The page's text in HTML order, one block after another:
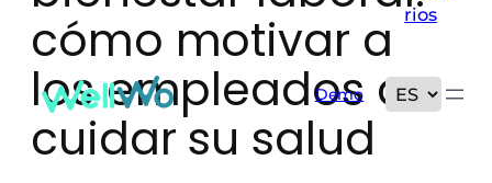
rios
Demo
cómo motivar a
los empleados a
cuidar su salud